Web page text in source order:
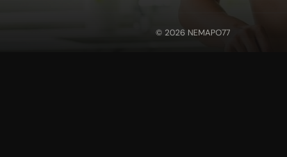
© 2026 NEMAPO77